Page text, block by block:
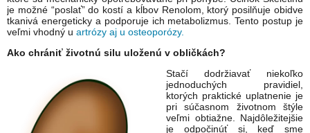
je možné “poslať” do kostí a kĺbov Renolom, ktorý posilňuje obidve
tkanivá energeticky a podporuje ich metabolizmus. Tento postup je
veľmi vhodný u artrózy aj u osteoporózy.
Ako chrániť životnú silu uloženú v obličkách?
Stačí dodržiavať niekoľko
jednoduchých pravidiel,
ktorých praktické uplatnenie je
pri súčasnom životnom štýle
veľmi obtiažne. Najdôležitejšie
je odpočinúť si, keď sme